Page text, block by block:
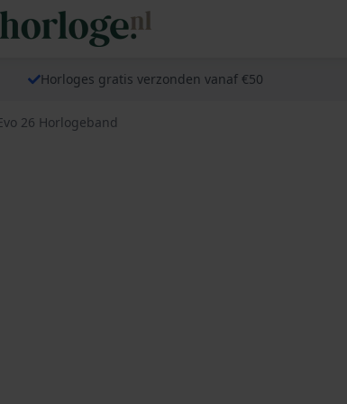
Horloges gratis verzonden vanaf €50
26 Horlogeband